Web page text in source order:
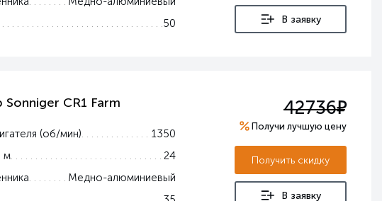
50 В заявку
CR1 Farm
(об/мин)
1350
м
24
Медно-алюминиевый
42736е
Получи лучшую цену
Получить скидку
В заявку